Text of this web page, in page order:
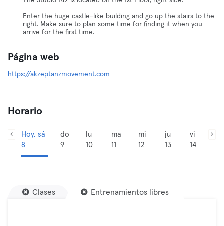
Enter the huge castle-like building and go up the stairs to the
right. Make sure to plan some time for finding it when you
arrive for the first time.
Página web
https://akzeptanzmovement.com
Horario
Hoy, sá
8
do
9
lu
10
ma
11
mi
12
ju
13
vi
14
Clases Entrenamientos libres